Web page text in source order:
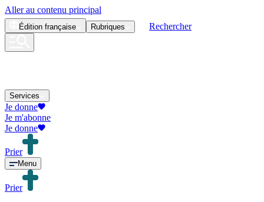
Aller au contenu principal
Édition française Rubriques Rechercher
Services
Je donne
Je m'abonne
Je donne
Prier
Menu
Prier